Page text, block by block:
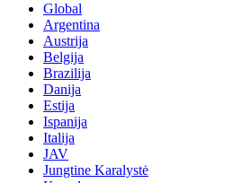
Global
Argentina
Austrija
Belgija
Brazilija
Danija
Estija
Ispanija
Italija
JAV
Jungtine Karalystė